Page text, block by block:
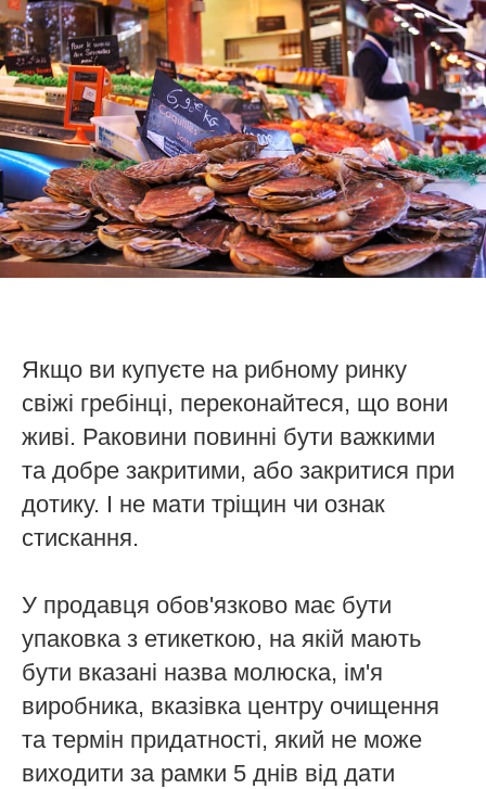
Якщо ви купуєте на рибному ринку
свіжі гребінці, переконайтеся, що вони
живі. Раковини повинні бути важкими
та добре закритими, або закритися при
дотику. І не мати тріщин чи ознак
стискання.
У продавця обов'язково має бути
упаковка з етикеткою, на якій мають
бути вказані назва молюска, ім'я
виробника, вказівка центру очищення
та термін придатності, який не може
виходити за рамки 5 днів від дати